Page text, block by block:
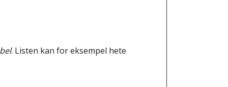
. Listen kan for eksempel hete